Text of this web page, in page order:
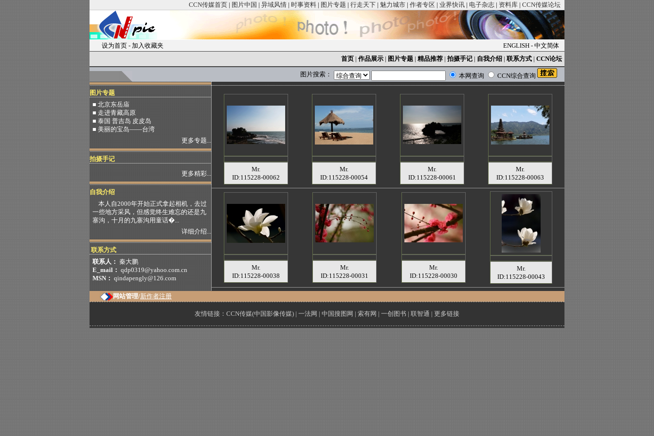
CCN传媒首页 | 图片中国 | 异域风情 | 时事资料 | 图片专题 | 行走天下 | 魅力城市 | 作者专区 | 业界快讯 | 电子杂志 | 资料库 | CCN传媒论坛
设为首页 - 加入收藏夹 ENGLISH - 中文简体
首页 | 作品展示 | 图片专题 | 精品推荐 | 拍摄手记 | 自我介绍 | 联系方式 | CCN论坛
图片搜索： 本网查询 CCN综合查询
图片专题
■ 北京东岳庙
■ 走进青藏高原
■ 泰国 普吉岛 皮皮岛
■ 美丽的宝岛——台湾
更多专题...
拍摄手记
更多精彩...
自我介绍
本人自2000年开始正式拿起相机，去过
一些地方采风，但感觉终生难忘的还是九
寨沟，十月的九寨沟用童话�...
详细介绍...
联系方式
联系人： 秦大鹏
E_mail： qdp0319@yahoo.com.cn
MSN： qindapengly@126.com
Mr.
ID:115228-00062
Mr.
ID:115228-00054
Mr.
ID:115228-00061
Mr.
ID:115228-00063
Mr.
ID:115228-00038
Mr.
ID:115228-00031
Mr.
ID:115228-00030
Mr.
ID:115228-00043
网站管理/新作者注册
友情链接： CCN传媒(中国影像传媒) | 一法网 | 中国搜图网 | 索有网 | 一创图书 | 联智通 | 更多链接